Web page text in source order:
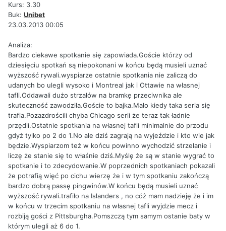
Kurs: 3.30
Buk: Unibet
23.03.2013 00:05
Analiza:
Bardzo ciekawe spotkanie się zapowiada.Goście którzy od
dziesięciu spotkań są niepokonani w końcu będą musieli uznać
wyższość rywali.wyspiarze ostatnie spotkania nie zaliczą do
udanych bo ulegli wysoko i Montreal jak i Ottawie na własnej
tafli.Oddawali dużo strzałów na bramkę przeciwnika ale
skuteczność zawodziła.Goście to bajka.Mało kiedy taka seria się
trafia.Pozazdrościli chyba Chicago serii że teraz tak ładnie
przędli.Ostatnie spotkania na własnej tafli minimalnie do przodu
gdyż tylko po 2 do 1.No ale dziś zagrają na wyjeździe i kto wie jak
będzie.Wyspiarzom też w końcu powinno wychodzić strzelanie i
liczę że stanie się to właśnie dziś.Myślę że są w stanie wygrać to
spotkanie i to zdecydowanie.W poprzednich spotkaniach pokazali
że potrafią więć po cichu wierzę że i w tym spotkaniu zakończą
bardzo dobrą passę pingwinów.W końcu będą musieli uznać
wyższość rywali.trafiło na Islanders , no cóż mam nadzieję że i im
w końcu w trzecim spotkaniu na własnej tafli wyjdzie mecz i
rozbiją gości z Pittsburgha.Pomszczą tym samym ostanie baty w
którym ulegli aż 6 do 1.